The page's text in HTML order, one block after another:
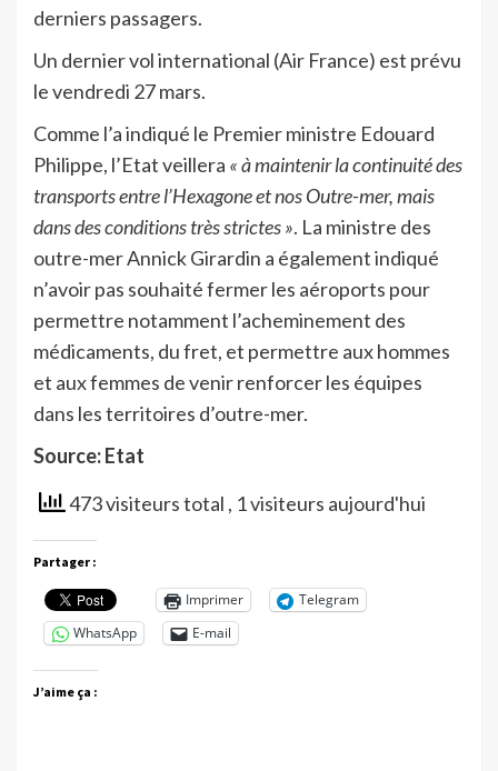
derniers passagers.
Un dernier vol international (Air France) est prévu
le vendredi 27 mars.
Comme l’a indiqué le Premier ministre Edouard
Philippe, l’Etat veillera « à maintenir la continuité des
transports entre l’Hexagone et nos Outre-mer, mais
dans des conditions très strictes ». La ministre des
outre-mer Annick Girardin a également indiqué
n’avoir pas souhaité fermer les aéroports pour
permettre notamment l’acheminement des
médicaments, du fret, et permettre aux hommes
et aux femmes de venir renforcer les équipes
dans les territoires d’outre-mer.
Source: Etat
473 visiteurs total , 1 visiteurs aujourd'hui
Partager :
Imprimer
Telegram
WhatsApp
E-mail
J’aime ça :